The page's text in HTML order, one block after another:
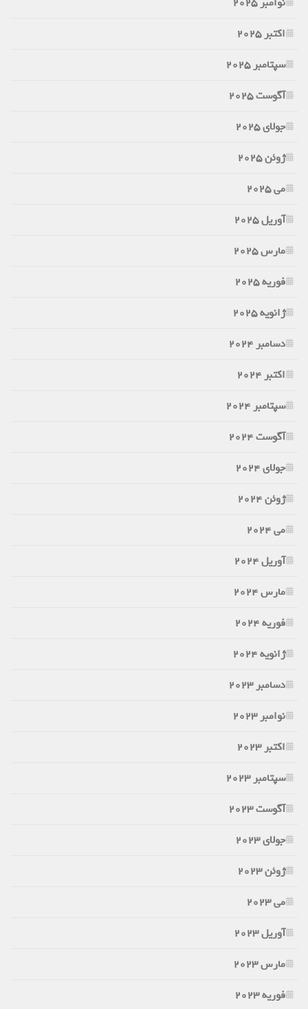
اکتبر 2025
سپتامبر 2025
آگوست 2025
جولای 2025
ژوئن 2025
می 2025
آوریل 2025
مارس 2025
فوریه 2025
ژانویه 2025
دسامبر 2024
اکتبر 2024
سپتامبر 2024
آگوست 2024
جولای 2024
ژوئن 2024
می 2024
آوریل 2024
مارس 2024
فوریه 2024
ژانویه 2024
دسامبر 2023
نوامبر 2023
اکتبر 2023
سپتامبر 2023
آگوست 2023
جولای 2023
ژوئن 2023
می 2023
آوریل 2023
مارس 2023
فوریه 2023